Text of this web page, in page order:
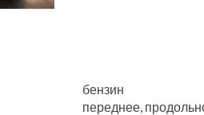
бензин
переднее,